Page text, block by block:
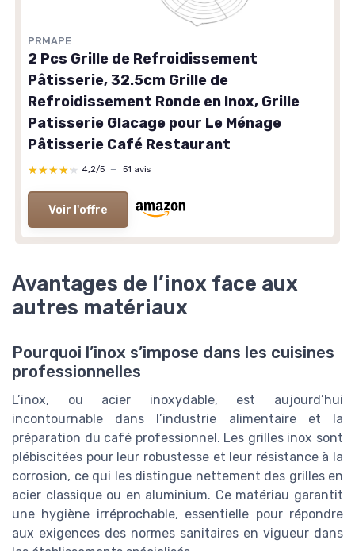
PRMAPE
2 Pcs Grille de Refroidissement
Pâtisserie, 32.5cm Grille de
Refroidissement Ronde en Inox, Grille
Patisserie Glacage pour Le Ménage
Pâtisserie Café Restaurant
★★★★★
★★★★★ 4,2/5 — 51 avis
Voir l'offre
Avantages de l’inox face aux
autres matériaux
Pourquoi l’inox s’impose dans les cuisines
professionnelles
L’inox, ou acier inoxydable, est aujourd’hui
incontournable dans l’industrie alimentaire et la
préparation du café professionnel. Les grilles inox sont
plébiscitées pour leur robustesse et leur résistance à la
corrosion, ce qui les distingue nettement des grilles en
acier classique ou en aluminium. Ce matériau garantit
une hygiène irréprochable, essentielle pour répondre
aux exigences des normes sanitaires en vigueur dans